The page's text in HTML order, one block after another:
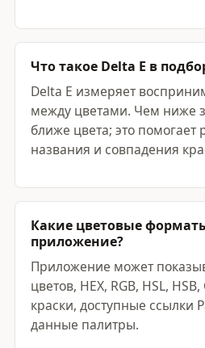
Что такое Delta E в
Delta E измеряет
между цветами. Чем ниже
ближе цвета; это помогает
названия и совпадения
Какие цветовые
приложение?
Приложение может
цветов, HEX, RGB, HSL,
краски, доступные ссылки
данные палитры.